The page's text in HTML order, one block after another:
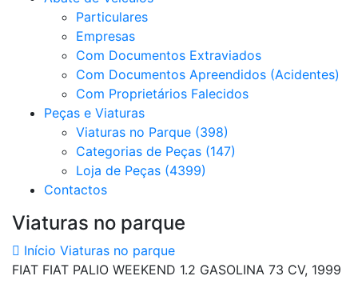
Particulares
Empresas
Com Documentos Extraviados
Com Documentos Apreendidos (Acidentes)
Com Proprietários Falecidos
Peças e Viaturas
Viaturas no Parque (398)
Categorias de Peças (147)
Loja de Peças (4399)
Contactos
Viaturas no parque
Início Viaturas no parque
FIAT FIAT PALIO WEEKEND 1.2 GASOLINA 73 CV, 1999